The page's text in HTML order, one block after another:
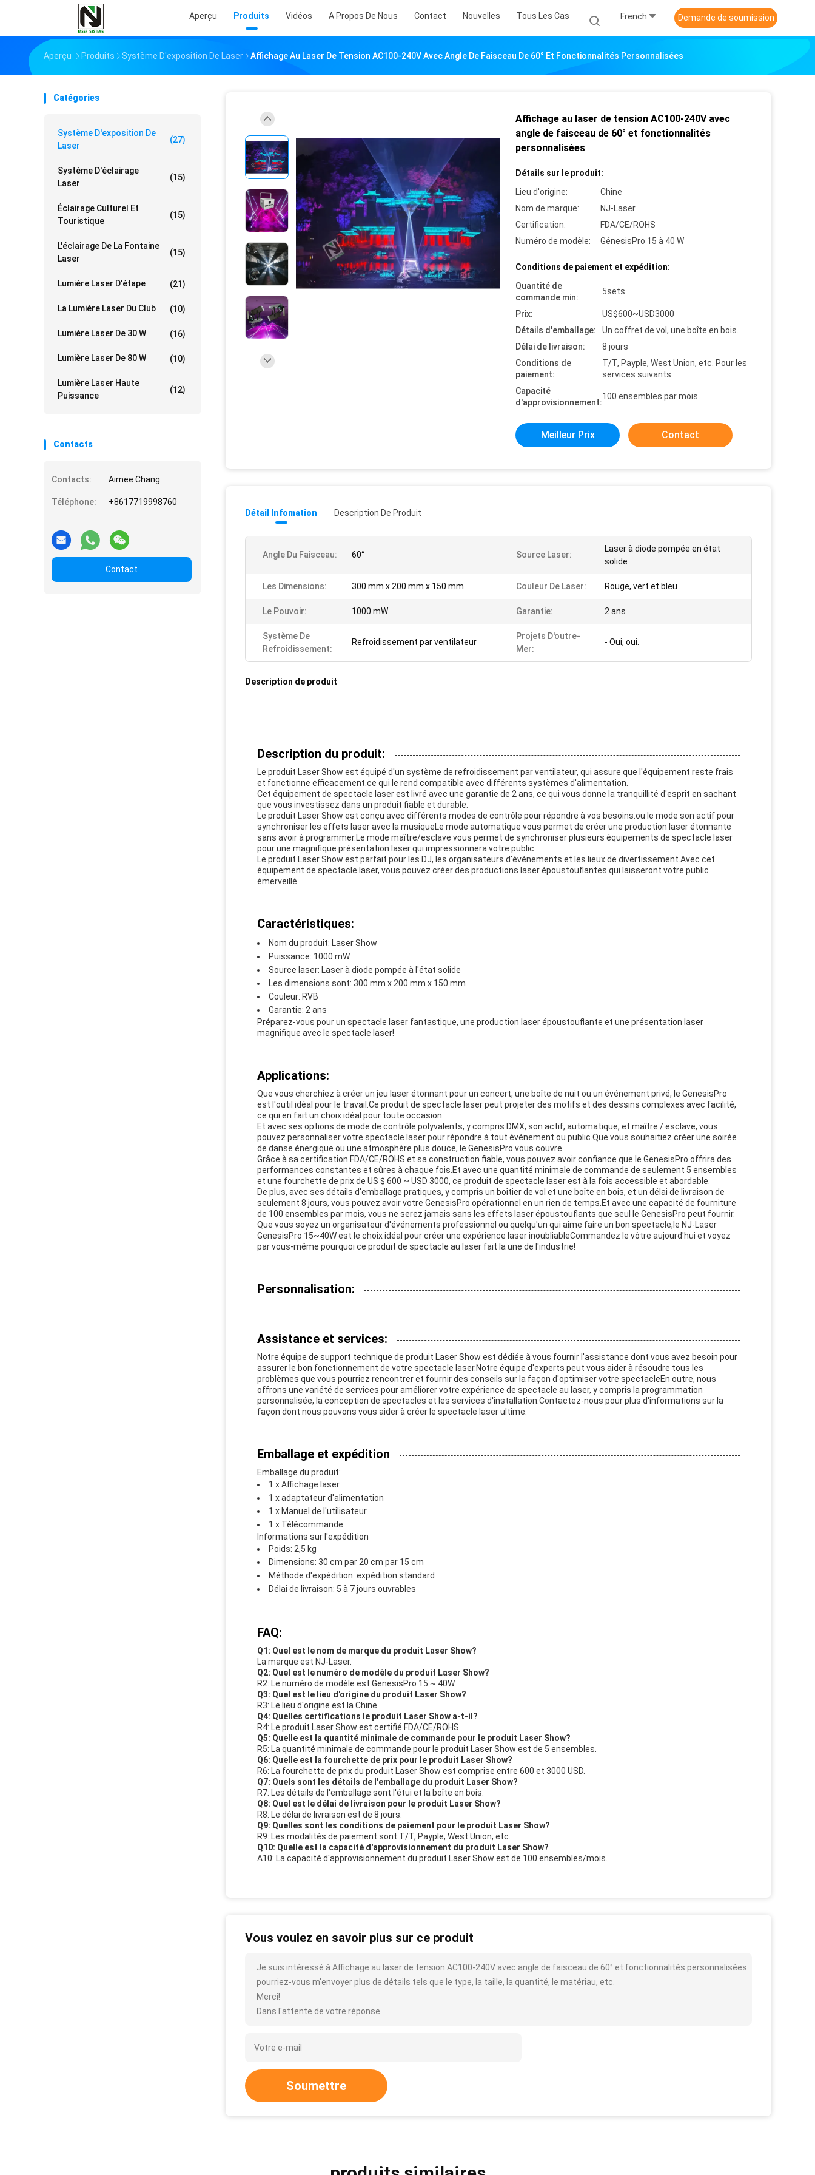
Aperçu Produits Vidéos A Propos De Nous Contact Nouvelles Tous Les Cas French Demande de soumission
Aperçu Produits Système D'exposition De Laser Affichage Au Laser De Tension AC100-240V Avec Angle De Faisceau De 60° Et Fonctionnalités Personnalisées
Catégories
Système D'exposition De
Laser
(27)
Système D'éclairage
Laser
(15)
Éclairage Culturel Et
Touristique
(15)
L'éclairage De La Fontaine
Laser
(15)
Lumière Laser D'étape (21)
La Lumière Laser Du Club (10)
Lumière Laser De 30 W (16)
Lumière Laser De 80 W (10)
Lumière Laser Haute
Puissance
(12)
Contacts
Contacts: Aimee Chang
Téléphone: +8617719998760
Contact
Affichage au laser de tension AC100-240V avec
angle de faisceau de 60° et fonctionnalités
personnalisées
Détails sur le produit:
Lieu d'origine:
Chine
Nom de marque:
NJ-Laser
Certification:
FDA/CE/ROHS
Numéro de modèle:
GénesisPro 15 à 40 W
Conditions de paiement et expédition:
Quantité de
commande min:
5sets
Prix:
US$600~USD3000
Détails d'emballage:
Un coffret de vol, une boîte en bois.
Délai de livraison:
8 jours
Conditions de
paiement:
T/T, Payple, West Union, etc. Pour les
services suivants:
Capacité
d'approvisionnement:
100 ensembles par mois
Meilleur Prix Contact
Détail Infomation Description De Produit
Angle Du Faisceau: 60° Source Laser:
Laser à diode pompée en état
solide
Les Dimensions: 300 mm x 200 mm x 150 mm Couleur De Laser: Rouge, vert et bleu
Le Pouvoir: 1000 mW Garantie: 2 ans
Système De
Refroidissement:
Refroidissement par ventilateur
Projets D'outre-
Mer:
- Oui, oui.
Description de produit
Description du produit:
Le produit Laser Show est équipé d'un système de refroidissement par ventilateur, qui assure que l'équipement reste frais
et fonctionne efficacement.ce qui le rend compatible avec différents systèmes d'alimentation.
Cet équipement de spectacle laser est livré avec une garantie de 2 ans, ce qui vous donne la tranquillité d'esprit en sachant
que vous investissez dans un produit fiable et durable.
Le produit Laser Show est conçu avec différents modes de contrôle pour répondre à vos besoins.ou le mode son actif pour
synchroniser les effets laser avec la musiqueLe mode automatique vous permet de créer une production laser étonnante
sans avoir à programmer.Le mode maître/esclave vous permet de synchroniser plusieurs équipements de spectacle laser
pour une magnifique présentation laser qui impressionnera votre public.
Le produit Laser Show est parfait pour les DJ, les organisateurs d'événements et les lieux de divertissement.Avec cet
équipement de spectacle laser, vous pouvez créer des productions laser époustouflantes qui laisseront votre public
émerveillé.
Caractéristiques:
Nom du produit: Laser Show
Puissance: 1000 mW
Source laser: Laser à diode pompée à l'état solide
Les dimensions sont: 300 mm x 200 mm x 150 mm
Couleur: RVB
Garantie: 2 ans
Préparez-vous pour un spectacle laser fantastique, une production laser époustouflante et une présentation laser
magnifique avec le spectacle laser!
Applications:
Que vous cherchiez à créer un jeu laser étonnant pour un concert, une boîte de nuit ou un événement privé, le GenesisPro
est l'outil idéal pour le travail.Ce produit de spectacle laser peut projeter des motifs et des dessins complexes avec facilité,
ce qui en fait un choix idéal pour toute occasion.
Et avec ses options de mode de contrôle polyvalents, y compris DMX, son actif, automatique, et maître / esclave, vous
pouvez personnaliser votre spectacle laser pour répondre à tout événement ou public.Que vous souhaitiez créer une soirée
de danse énergique ou une atmosphère plus douce, le GenesisPro vous couvre.
Grâce à sa certification FDA/CE/ROHS et sa construction fiable, vous pouvez avoir confiance que le GenesisPro offrira des
performances constantes et sûres à chaque fois.Et avec une quantité minimale de commande de seulement 5 ensembles
et une fourchette de prix de US $ 600 ~ USD 3000, ce produit de spectacle laser est à la fois accessible et abordable.
De plus, avec ses détails d'emballage pratiques, y compris un boîtier de vol et une boîte en bois, et un délai de livraison de
seulement 8 jours, vous pouvez avoir votre GenesisPro opérationnel en un rien de temps.Et avec une capacité de fourniture
de 100 ensembles par mois, vous ne serez jamais sans les effets laser époustouflants que seul le GenesisPro peut fournir.
Que vous soyez un organisateur d'événements professionnel ou quelqu'un qui aime faire un bon spectacle,le NJ-Laser
GenesisPro 15~40W est le choix idéal pour créer une expérience laser inoubliableCommandez le vôtre aujourd'hui et voyez
par vous-même pourquoi ce produit de spectacle au laser fait la une de l'industrie!
Personnalisation:
Assistance et services:
Notre équipe de support technique de produit Laser Show est dédiée à vous fournir l'assistance dont vous avez besoin pour
assurer le bon fonctionnement de votre spectacle laser.Notre équipe d'experts peut vous aider à résoudre tous les
problèmes que vous pourriez rencontrer et fournir des conseils sur la façon d'optimiser votre spectacleEn outre, nous
offrons une variété de services pour améliorer votre expérience de spectacle au laser, y compris la programmation
personnalisée, la conception de spectacles et les services d'installation.Contactez-nous pour plus d'informations sur la
façon dont nous pouvons vous aider à créer le spectacle laser ultime.
Emballage et expédition
Emballage du produit:
1 x Affichage laser
1 x adaptateur d'alimentation
1 x Manuel de l'utilisateur
1 x Télécommande
Informations sur l'expédition
Poids: 2,5 kg
Dimensions: 30 cm par 20 cm par 15 cm
Méthode d'expédition: expédition standard
Délai de livraison: 5 à 7 jours ouvrables
FAQ:
Q1: Quel est le nom de marque du produit Laser Show?
La marque est NJ-Laser.
Q2: Quel est le numéro de modèle du produit Laser Show?
R2: Le numéro de modèle est GenesisPro 15 ~ 40W.
Q3: Quel est le lieu d'origine du produit Laser Show?
R3: Le lieu d'origine est la Chine.
Q4: Quelles certifications le produit Laser Show a-t-il?
R4: Le produit Laser Show est certifié FDA/CE/ROHS.
Q5: Quelle est la quantité minimale de commande pour le produit Laser Show?
R5: La quantité minimale de commande pour le produit Laser Show est de 5 ensembles.
Q6: Quelle est la fourchette de prix pour le produit Laser Show?
R6: La fourchette de prix du produit Laser Show est comprise entre 600 et 3000 USD.
Q7: Quels sont les détails de l'emballage du produit Laser Show?
R7: Les détails de l'emballage sont l'étui et la boîte en bois.
Q8: Quel est le délai de livraison pour le produit Laser Show?
R8: Le délai de livraison est de 8 jours.
Q9: Quelles sont les conditions de paiement pour le produit Laser Show?
R9: Les modalités de paiement sont T/T, Payple, West Union, etc.
Q10: Quelle est la capacité d'approvisionnement du produit Laser Show?
A10: La capacité d'approvisionnement du produit Laser Show est de 100 ensembles/mois.
Vous voulez en savoir plus sur ce produit
Je suis intéressé à Affichage au laser de tension AC100-240V avec angle de faisceau de 60° et fonctionnalités personnalisées
pourriez-vous m'envoyer plus de détails tels que le type, la taille, la quantité, le matériau, etc.
Merci!
Dans l'attente de votre réponse.
Soumettre